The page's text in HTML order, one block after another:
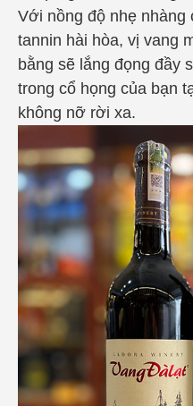
Với nồng độ nhẹ
tannin hài hòa, vị vang
bằng sẽ lắng đọng đầy
trong cổ họng của bạn
không nỡ rời xa.